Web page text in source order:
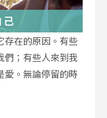
存在的原因。有些
們；有些人來到我
愛。無論停留的時